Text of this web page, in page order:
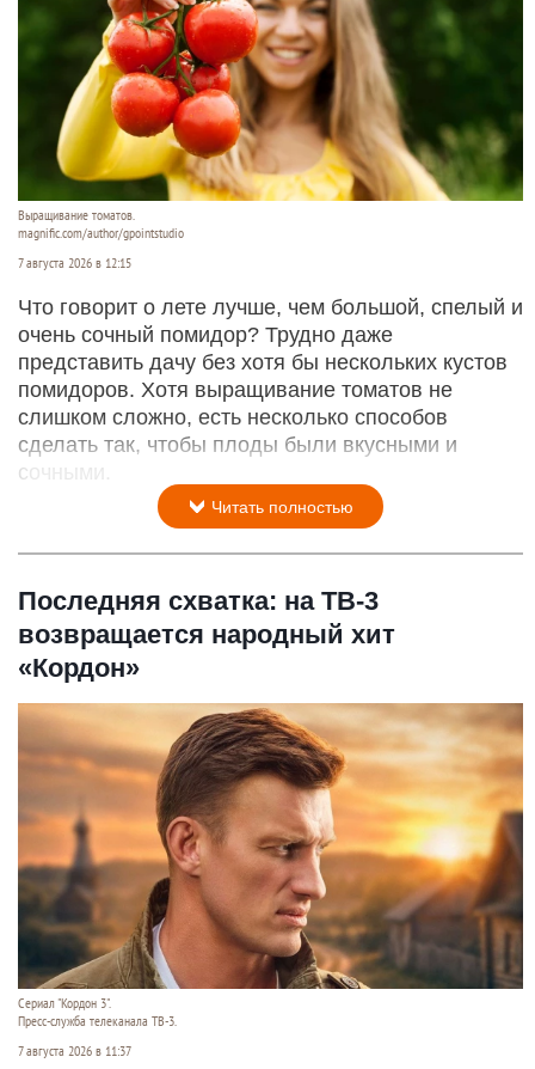
Выращивание томатов.
magnific.com/author/gpointstudio
7 августа 2026 в 12:15
Что говорит о лете лучше, чем большой, спелый и
очень сочный помидор? Трудно даже
представить дачу без хотя бы нескольких кустов
помидоров. Хотя выращивание томатов не
слишком сложно, есть несколько способов
сделать так, чтобы плоды были вкусными и
сочными.
Читать полностью
Последняя схватка: на ТВ-3
возвращается народный хит
«Кордон»
Сериал "Кордон 3".
Пресс-служба телеканала ТВ-3.
7 августа 2026 в 11:37